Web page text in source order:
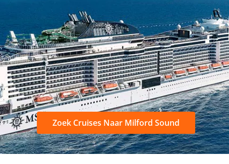
Zoek Cruises Naar Milford Sound